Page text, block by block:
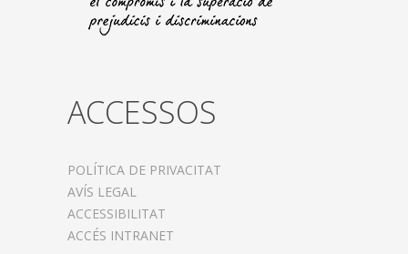
ACCESSOS
POLÍTICA DE PRIVACITAT
AVÍS LEGAL
ACCESSIBILITAT
ACCÉS INTRANET